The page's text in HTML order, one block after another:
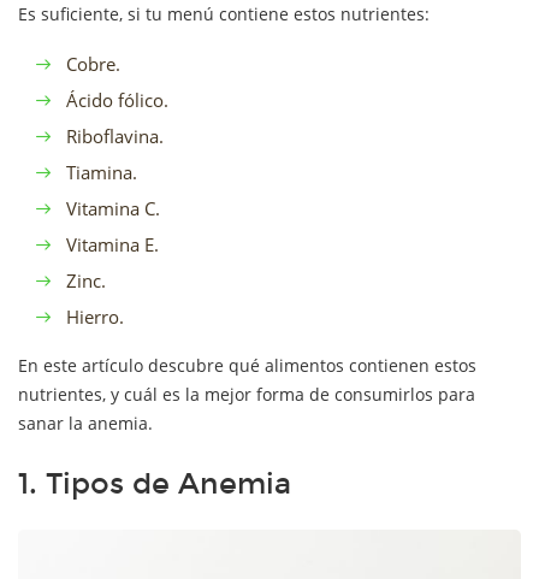
Es suficiente, si tu menú contiene estos nutrientes:
Cobre.
Ácido fólico.
Riboflavina.
Tiamina.
Vitamina C.
Vitamina E.
Zinc.
Hierro.
En este artículo descubre qué alimentos contienen estos
nutrientes, y cuál es la mejor forma de consumirlos para
sanar la anemia.
1. Tipos de Anemia